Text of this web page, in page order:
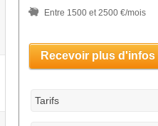
Entre 1500 et 2500 €/mois
Recevoir plus d'infos
Tarifs